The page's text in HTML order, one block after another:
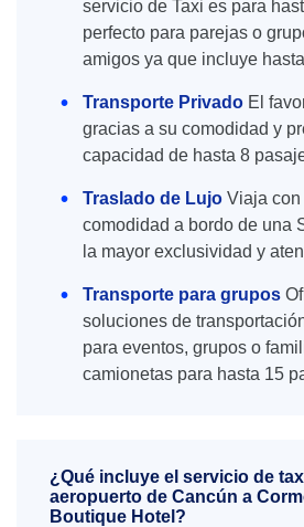
servicio de Taxi es para
perfecto para parejas o
amigos ya que incluye
Transporte Privado El
gracias a su comodidad y
capacidad de hasta 8
Traslado de Lujo Viaja
comodidad a bordo de una
la mayor exclusividad y
Transporte para grupos
soluciones de
para eventos, grupos o
camionetas para hasta 15
¿Qué incluye el servicio de
aeropuerto de Cancún a
Boutique Hotel?